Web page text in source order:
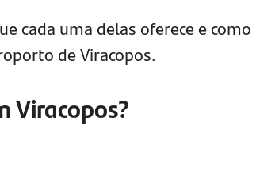
cada uma delas oferece e como
de Viracopos.
Viracopos?